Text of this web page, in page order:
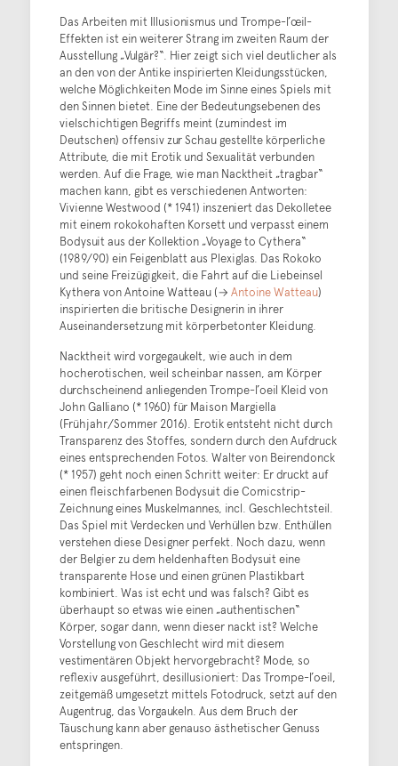
Das Arbeiten mit Illusionismus und Trompe-l’œil-
Effekten ist ein weiterer Strang im zweiten Raum der
Ausstellung „Vulgär?“. Hier zeigt sich viel deutlicher als
an den von der Antike inspirierten Kleidungsstücken,
welche Möglichkeiten Mode im Sinne eines Spiels mit
den Sinnen bietet. Eine der Bedeutungsebenen des
vielschichtigen Begriffs meint (zumindest im
Deutschen) offensiv zur Schau gestellte körperliche
Attribute, die mit Erotik und Sexualität verbunden
werden. Auf die Frage, wie man Nacktheit „tragbar“
machen kann, gibt es verschiedenen Antworten:
Vivienne Westwood (* 1941) inszeniert das Dekolletee
mit einem rokokohaften Korsett und verpasst einem
Bodysuit aus der Kollektion „Voyage to Cythera“
(1989/90) ein Feigenblatt aus Plexiglas. Das Rokoko
und seine Freizügigkeit, die Fahrt auf die Liebeinsel
Kythera von Antoine Watteau (→ Antoine Watteau)
inspirierten die britische Designerin in ihrer
Auseinandersetzung mit körperbetonter Kleidung.
Nacktheit wird vorgegaukelt, wie auch in dem
hocherotischen, weil scheinbar nassen, am Körper
durchscheinend anliegenden Trompe-l’oeil Kleid von
John Galliano (* 1960) für Maison Margiella
(Frühjahr/Sommer 2016). Erotik entsteht nicht durch
Transparenz des Stoffes, sondern durch den Aufdruck
eines entsprechenden Fotos. Walter von Beirendonck
(* 1957) geht noch einen Schritt weiter: Er druckt auf
einen fleischfarbenen Bodysuit die Comicstrip-
Zeichnung eines Muskelmannes, incl. Geschlechtsteil.
Das Spiel mit Verdecken und Verhüllen bzw. Enthüllen
verstehen diese Designer perfekt. Noch dazu, wenn
der Belgier zu dem heldenhaften Bodysuit eine
transparente Hose und einen grünen Plastikbart
kombiniert. Was ist echt und was falsch? Gibt es
überhaupt so etwas wie einen „authentischen“
Körper, sogar dann, wenn dieser nackt ist? Welche
Vorstellung von Geschlecht wird mit diesem
vestimentären Objekt hervorgebracht? Mode, so
reflexiv ausgeführt, desillusioniert: Das Trompe-l’oeil,
zeitgemäß umgesetzt mittels Fotodruck, setzt auf den
Augentrug, das Vorgaukeln. Aus dem Bruch der
Täuschung kann aber genauso ästhetischer Genuss
entspringen.